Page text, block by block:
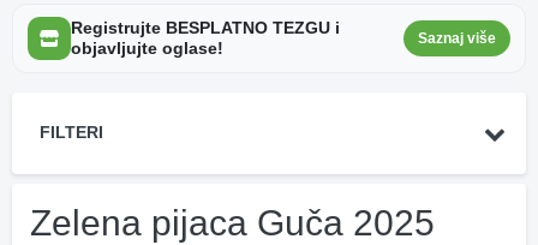
Registrujte BESPLATNO TEZGU i
objavljujte oglase!
Saznaj više
FILTERI
Zelena pijaca Guča 2025